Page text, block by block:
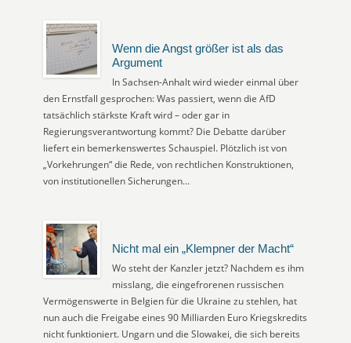
Wenn die Angst größer ist als das
Argument
In Sachsen-Anhalt wird wieder einmal über
den Ernstfall gesprochen: Was passiert, wenn die AfD
tatsächlich stärkste Kraft wird – oder gar in
Regierungsverantwortung kommt? Die Debatte darüber
liefert ein bemerkenswertes Schauspiel. Plötzlich ist von
„Vorkehrungen“ die Rede, von rechtlichen Konstruktionen,
von institutionellen Sicherungen…
Nicht mal ein „Klempner der Macht“
Wo steht der Kanzler jetzt? Nachdem es ihm
misslang, die eingefrorenen russischen
Vermögenswerte in Belgien für die Ukraine zu stehlen, hat
nun auch die Freigabe eines 90 Milliarden Euro Kriegskredits
nicht funktioniert. Ungarn und die Slowakei, die sich bereits